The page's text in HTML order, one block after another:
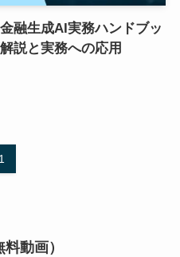
融生成AI実務ハンドブッ
説と実務への応用
1
動画）